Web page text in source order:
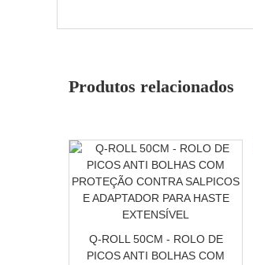
Produtos relacionados
Q-ROLL 50CM - ROLO DE
PICOS ANTI BOLHAS COM